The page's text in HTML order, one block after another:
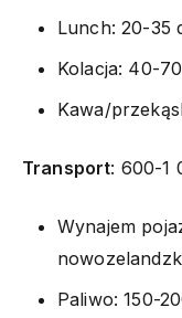
Lunch: 20-35
Kolacja: 40-
Kawa/
Transport: 600-1
Wynajem
Paliwo: 150-